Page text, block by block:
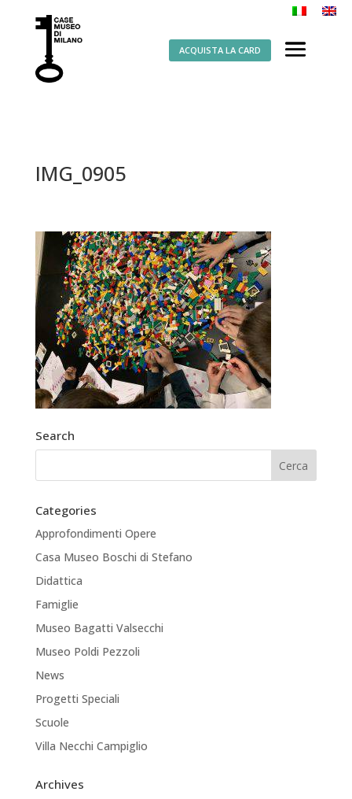
ACQUISTA LA CARD
IMG_0905
Search
Categories
Approfondimenti Opere
Casa Museo Boschi di Stefano
Didattica
Famiglie
Museo Bagatti Valsecchi
Museo Poldi Pezzoli
News
Progetti Speciali
Scuole
Villa Necchi Campiglio
Archives